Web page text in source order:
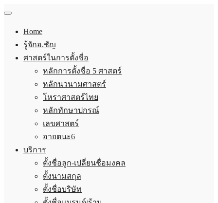
Home
รู้จักอ.ชัญ
ศาสตร์ในการตั้งชื่อ
หลักการตั้งชื่อ 5 ศาสตร์
หลักนวนามศาสตร์
โหราศาสตร์ไทย
หลักทักษาปกรณ์
เลขศาสตร์
อายตนะ6
บริการ
ตั้งชื่อลูก-เปลี่ยนชื่อมงคล
ตั้งนามสกุล
ตั้งชื่อบริษัท